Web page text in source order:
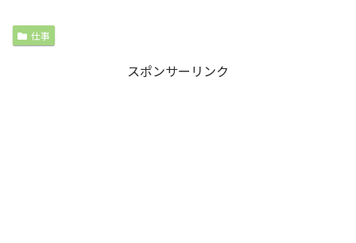
仕事
スポンサーリンク